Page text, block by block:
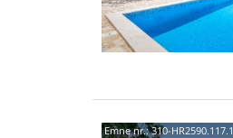
Emne nr.:310-HR2590.117.1